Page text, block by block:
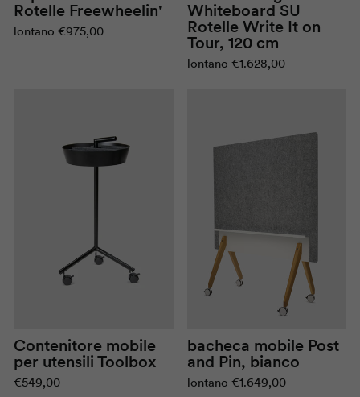
Rotelle Freewheelin'
lontano €975,00
Whiteboard SU
Rotelle Write It on
Tour, 120 cm
lontano €1.628,00
Contenitore mobile
per utensiliToolbox
€549,00
bacheca mobile Post
and Pin, bianco
lontano €1.649,00